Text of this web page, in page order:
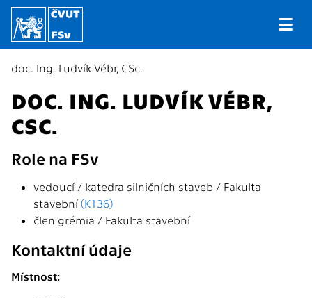
doc. Ing. Ludvík Vébr, CSc.
DOC. ING. LUDVÍK VÉBR,
CSC.
Role na FSv
vedoucí / katedra silničních staveb / Fakulta
stavební(K136)
člen grémia / Fakulta stavební
Kontaktní údaje
Místnost: